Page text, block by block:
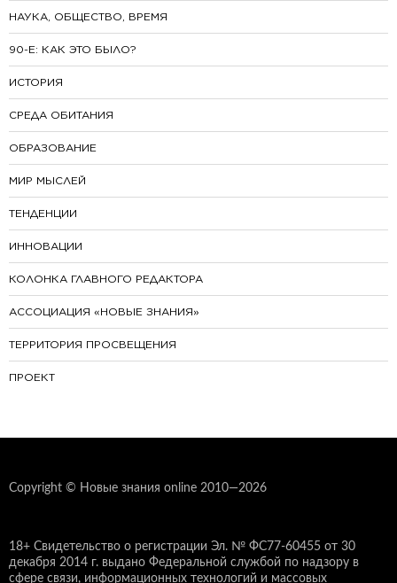
НАУКА, ОБЩЕСТВО, ВРЕМЯ
90-E: КАК ЭТО БЫЛО?
ИСТОРИЯ
СРЕДА ОБИТАНИЯ
ОБРАЗОВАНИЕ
МИР МЫСЛЕЙ
ТЕНДЕНЦИИ
ИННОВАЦИИ
КОЛОНКА ГЛАВНОГО РЕДАКТОРА
АССОЦИАЦИЯ «НОВЫЕ ЗНАНИЯ»
ТЕРРИТОРИЯ ПРОСВЕЩЕНИЯ
ПРОЕКТ
Copyright © Новые знания online 2010—2026
18+ Свидетельство о регистрации Эл. № ФС77-60455 от 30
декабря 2014 г. выдано Федеральной службой по надзору в
сфере связи, информационных технологий и массовых